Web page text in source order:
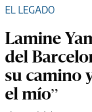
EL LEGADO
Lamine
del
su camino
el mío”